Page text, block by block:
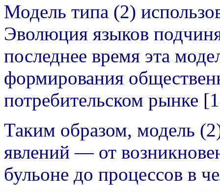
Модель типа (2)
Эволюция языков
последнее время эта
формирования
потребительском рынке
Таким образом, модель
явлений — от
бульоне до процессов в